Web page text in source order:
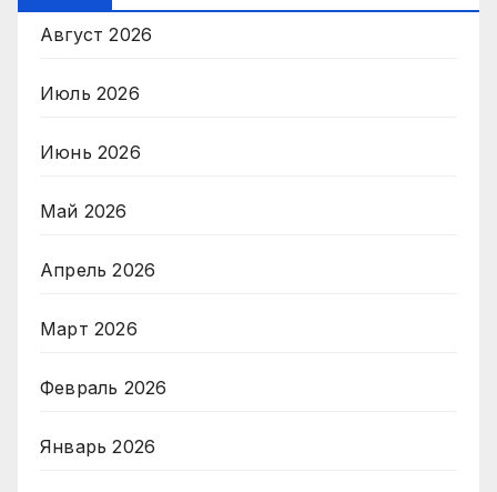
Август 2026
Июль 2026
Июнь 2026
Май 2026
Апрель 2026
Март 2026
Февраль 2026
Январь 2026